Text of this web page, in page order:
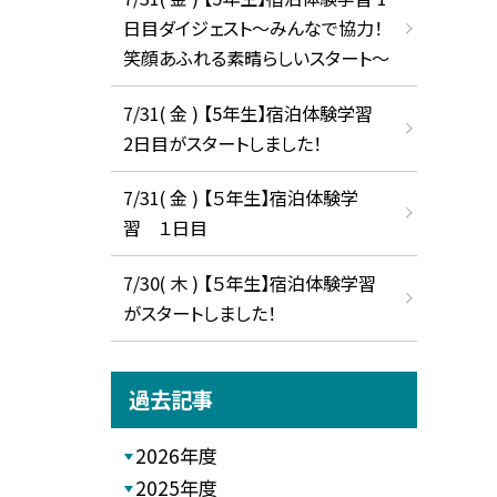
日目ダイジェスト〜みんなで協力！
笑顔あふれる素晴らしいスタート〜
7/31( 金 ) 【5年生】宿泊体験学習
2日目がスタートしました！
7/31( 金 ) 【５年生】宿泊体験学
習 １日目
7/30( 木 ) 【５年生】宿泊体験学習
がスタートしました！
過去記事
2026年度
2025年度